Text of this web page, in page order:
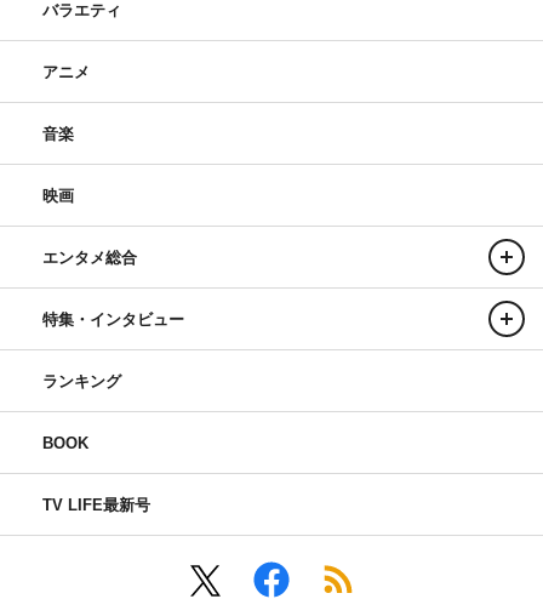
バラエティ
アニメ
音楽
映画
エンタメ総合
特集・インタビュー
ランキング
BOOK
TV LIFE最新号